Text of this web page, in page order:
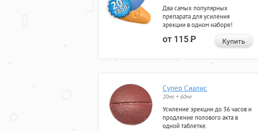
Два самых популярных
препарата для усиления
эрекции в одном наборе!
от 115Р Купить
Супер Сиалис
20мг + 60мг
Усиление эрекции до 36 часов и
продление полового акта в
одной таблетке.